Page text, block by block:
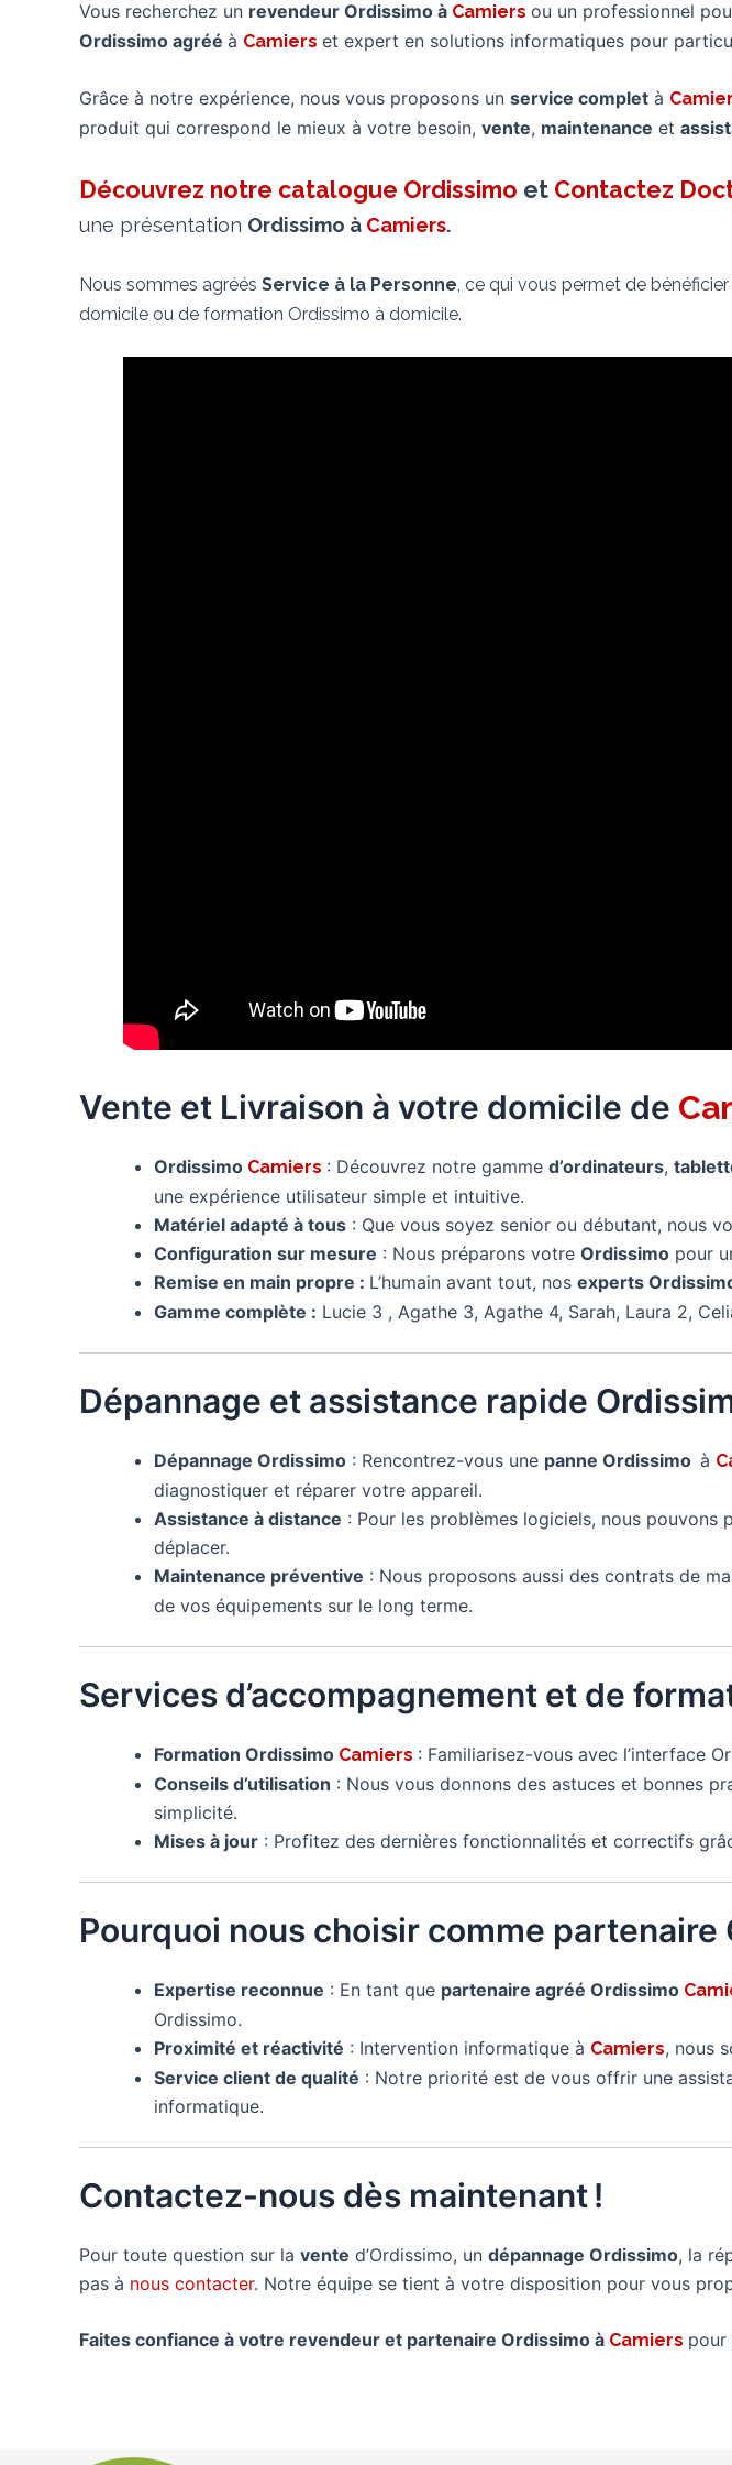
Vous recherchez un revendeur Ordissimo à Camiers ou un professionnel
Ordissimo agréé à Camiers et expert en solutions informatiques pour
Grâce à notre expérience, nous vous proposons un service complet à
produit qui correspond le mieux à votre besoin, vente, maintenance et
Découvrez notre catalogue Ordissimo et Contactez
une présentation Ordissimo à Camiers.
Nous sommes agréés Service à la Personne , ce qui vous permet de bénéficier
domicile ou de formation Ordissimo à domicile.
Vente et Livraison à votre domicile de
Ordissimo Camiers : Découvrez notre gamme d’ordinateurs,
une expérience utilisateur simple et intuitive.
Matériel adapté à tous : Que vous soyez senior ou débutant, nous
Configuration sur mesure : Nous préparons votre Ordissimo pour
Remise en main propre : L’humain avant tout, nos experts
Gamme complète : Lucie 3 , Agathe 3, Agathe 4, Sarah, Laura 2,
Dépannage et assistance rapide
Dépannage Ordissimo : Rencontrez-vous une panne Ordissimo à
diagnostiquer et réparer votre appareil.
Assistance à distance : Pour les problèmes logiciels, nous pouvons
déplacer.
Maintenance préventive : Nous proposons aussi des contrats de
de vos équipements sur le long terme.
Services d’accompagnement et de
Formation Ordissimo Camiers : Familiarisez-vous avec l’interface
Conseils d’utilisation : Nous vous donnons des astuces et bonnes
simplicité.
Mises à jour : Profitez des dernières fonctionnalités et correctifs
Pourquoi nous choisir comme partenaire
Expertise reconnue : En tant que partenaire agréé Ordissimo
Ordissimo.
Proximité et réactivité : Intervention informatique à Camiers, nous
Service client de qualité : Notre priorité est de vous offrir une
informatique.
Contactez-nous dès maintenant !
Pour toute question sur la vente d’Ordissimo, un dépannage Ordissimo, la
pas à nous contacter. Notre équipe se tient à votre disposition pour vous
Faites confiance à votre revendeur et partenaire Ordissimo à Camiers pour